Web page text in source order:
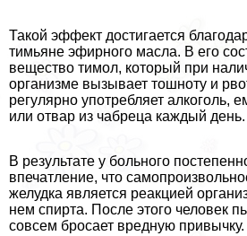
Такой эффект достигается
тимьяне эфирного масла. В его
вещество тимол, который при
организме вызывает тошноту и
регулярно употрeбляет алкоголь,
или отвар из чабреца каждый день.
В результате у больного
впечатление, что
желудка является реакцией
нем спирта. После этого человек
совсем бросает вредную привычку.